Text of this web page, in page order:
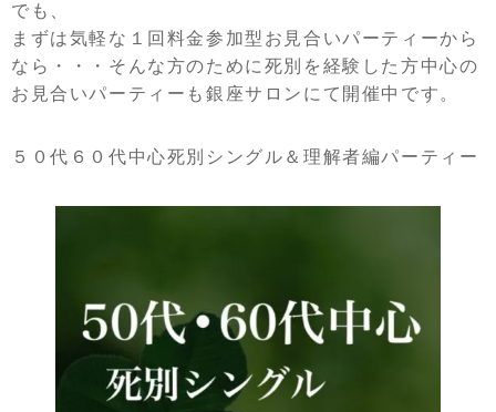
でも、
まずは気軽な１回料金参加型お見合いパーティーから
なら・・・そんな方のために死別を経験した方中心の
お見合いパーティーも銀座サロンにて開催中です。
５０代６０代中心死別シングル＆理解者編パーティー